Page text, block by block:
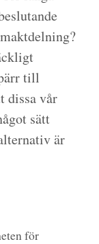
till
dissavår
sätt
är
för